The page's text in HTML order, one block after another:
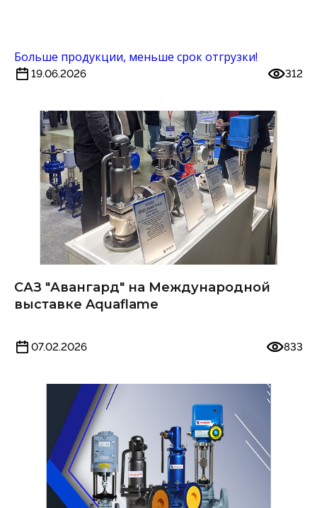
Больше продукции, меньше срок отгрузки!
19.06.2026 312
САЗ "Авангард" на Международной
выставке Aquaflame
07.02.2026 833